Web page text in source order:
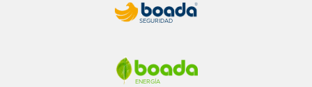
SEGURIDAD
ENERGÍA